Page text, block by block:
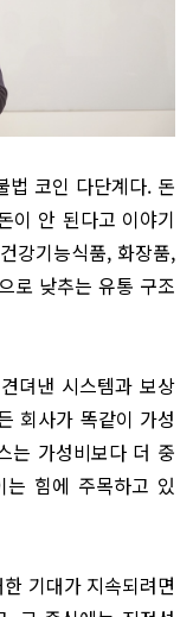
법 코인 다단계다. 돈
이 안 된다고 이야기
강기능식품, 화장품,
로 낮추는 유통 구조
뎌낸 시스템과 보상
회사가 똑같이 가성
는 가성비보다 더 중
는 힘에 주목하고 있
기대가 지속되려면